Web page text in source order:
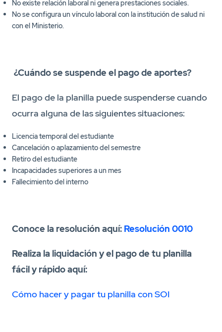
No existe relación laboral ni genera prestaciones sociales.
No se configura un vínculo laboral con la institución de salud ni
con el Ministerio.
¿Cuándo se suspende el pago de aportes?
El pago de la planilla puede suspenderse cuando
ocurra alguna de las siguientes situaciones:
Licencia temporal del estudiante
Cancelación o aplazamiento del semestre
Retiro del estudiante
Incapacidades superiores a un mes
Fallecimiento del interno
Conoce la resolución aquí: Resolución 0010
Realiza la liquidación y el pago de tu planilla
fácil y rápido aquí:
Cómo hacer y pagar tu planilla con SOI